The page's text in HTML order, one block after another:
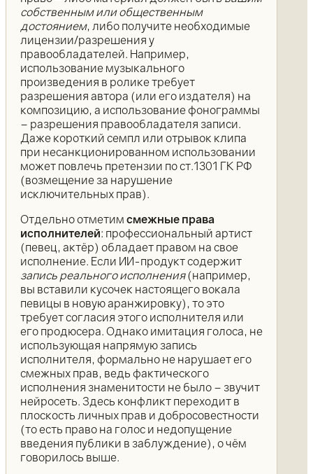
собственным или общественным
достоянием, либо получите необходимые
лицензии/разрешения у
правообладателей. Например,
использование музыкального
произведения в ролике требует
разрешения автора (или его издателя) на
композицию, а использование фонограммы
– разрешения правообладателя записи.
Даже короткий семпл или отрывок клипа
при несанкционированном использовании
может повлечь претензии по ст.1301 ГК РФ
(возмещение за нарушение
исключительных прав).
Отдельно отметим смежные права
исполнителей: профессиональный артист
(певец, актёр) обладает правом на свое
исполнение. Если ИИ-продукт содержит
запись реального исполнения(например,
вы вставили кусочек настоящего вокала
певицы в новую аранжировку), то это
требует согласия этого исполнителя или
его продюсера. Однако имитация голоса, не
использующая напрямую запись
исполнителя, формально не нарушает его
смежных прав, ведь фактического
исполнения знаменитости не было – звучит
нейросеть. Здесь конфликт переходит в
плоскость личных прав и добросовестности
(то есть право на голос и недопущение
введения публики в заблуждение), о чём
говорилось выше.